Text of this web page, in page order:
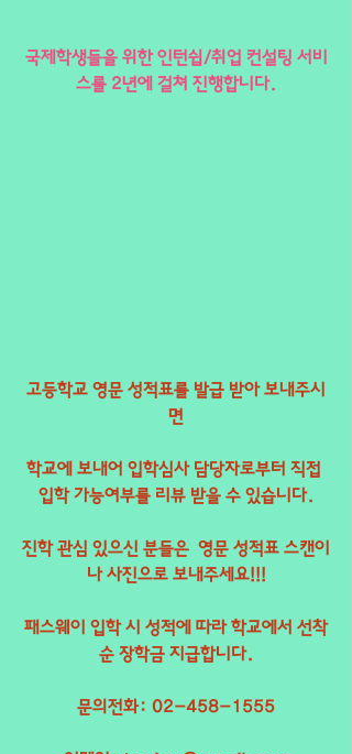
국제학생들을 위한 인턴쉽/취업 컨설팅 서비
스를 2년에 걸쳐 진행합니다.
고등학교 영문 성적표를 발급 받아 보내주시
면
학교에 보내어 입학심사 담당자로부터 직접
입학 가능여부를 리뷰 받을 수 있습니다.
진학 관심 있으신 분들은  영문 성적표 스캔이
나 사진으로 보내주세요!!!
패스웨이 입학 시 성적에 따라 학교에서 선착
순 장학금 지급합니다.
문의전화: 02-458-1555